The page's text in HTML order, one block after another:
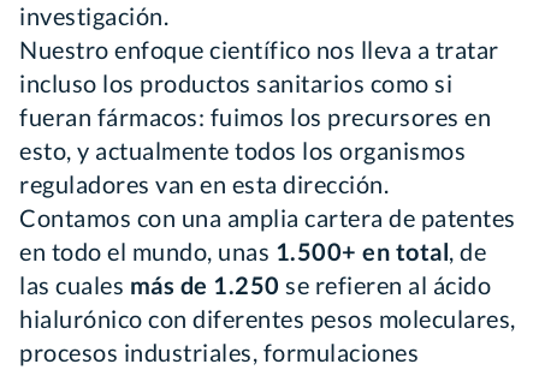
investigación.
Nuestro enfoque científico nos lleva a tratar
incluso los productos sanitarios como si
fueran fármacos: fuimos los precursores en
esto, y actualmente todos los organismos
reguladores van en esta dirección.
Contamos con una amplia cartera de patentes
en todo el mundo, unas 1.500+ en total, de
las cuales más de 1.250​ se refieren al ácido
hialurónico con diferentes pesos moleculares,
procesos industriales, formulaciones